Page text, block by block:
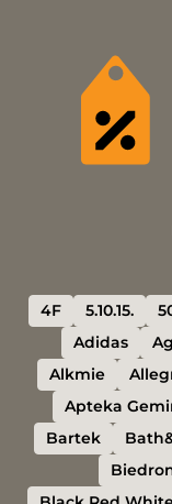
4F 5.10.15.
Adidas
Alkmie
Apteka
Bartek